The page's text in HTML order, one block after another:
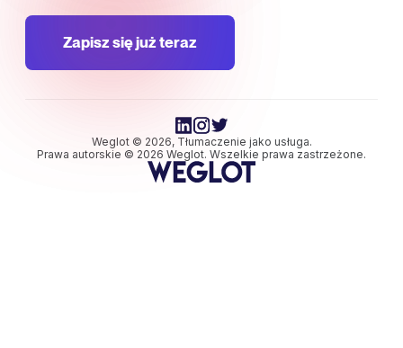
Zapisz się już teraz
Weglot © 2026, Tłumaczenie jako usługa.
Prawa autorskie © 2026 Weglot. Wszelkie prawa zastrzeżone.